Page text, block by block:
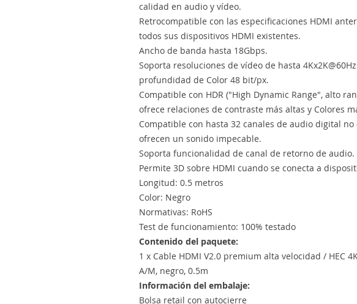
calidad en audio y vídeo.
Retrocompatible con las especificaciones HDMI
todos sus dispositivos HDMI existentes.
Ancho de banda hasta 18Gbps.
Soporta resoluciones de vídeo de hasta
profundidad de Color 48 bit/px.
Compatible con HDR ("High Dynamic Range", alto
ofrece relaciones de contraste más altas y Colores
Compatible con hasta 32 canales de audio digital
ofrecen un sonido impecable.
Soporta funcionalidad de canal de retorno de audio.
Permite 3D sobre HDMI cuando se conecta a
Longitud: 0.5 metros
Color: Negro
Normativas: RoHS
Test de funcionamiento: 100% testado
Contenido del paquete:
1 x Cable HDMI V2.0 premium alta velocidad / HEC
A/M, negro, 0.5m
Información del embalaje:
Bolsa retail con autocierre